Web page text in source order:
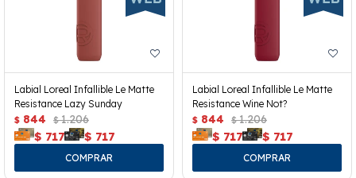
Labial Loreal Infallible Le Matte
Resistance Lazy Sunday
$ 844 $ 1.206
$ 717 $ 717
Labial Loreal Infallible Le Matte
Resistance Wine Not?
$ 844 $ 1.206
$ 717 $ 717